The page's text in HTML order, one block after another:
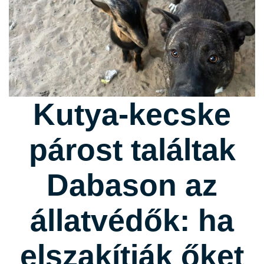
Kutya-kecske
párost találtak
Dabason az
állatvédők: ha
elszakítják őket